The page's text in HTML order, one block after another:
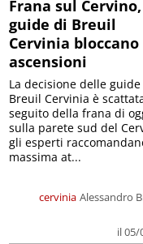
Frana sul
guide di Breuil
Cervinia bloccano
ascensioni
cervinia Alessandro
il 05/
La decisione delle
Breuil Cervinia è
seguito della frana di
sulla parete sud del
gli esperti
massima at...